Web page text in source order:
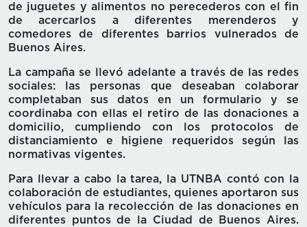
de juguetes y alimentos no perecederos con el fin
de acercarlos a diferentes merenderos y
comedores de diferentes barrios vulnerados de
Buenos Aires.
La campaña se llevó adelante a través de las redes
sociales: las personas que deseaban colaborar
completaban sus datos en un formulario y se
coordinaba con ellas el retiro de las donaciones a
domicilio, cumpliendo con los protocolos de
distanciamiento e higiene requeridos según las
normativas vigentes.
Para llevar a cabo la tarea, la UTNBA contó con la
colaboración de estudiantes, quienes aportaron sus
vehículos para la recolección de las donaciones en
diferentes puntos de la Ciudad de Buenos Aires.